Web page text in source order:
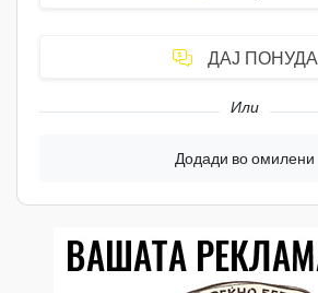
ДАЈ ПОНУДА
Или
Додади во омилени